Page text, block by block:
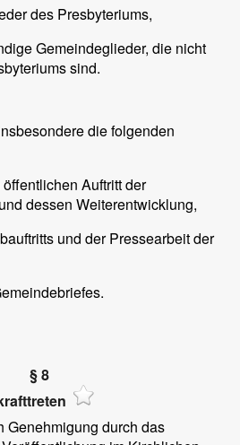
des Presbyteriums,
Gemeindeglieder, die nicht
sind.
die folgenden
Auftritt der
dessen Weiterentwicklung,
und der Pressearbeit der
§ 8
Genehmigung durch das